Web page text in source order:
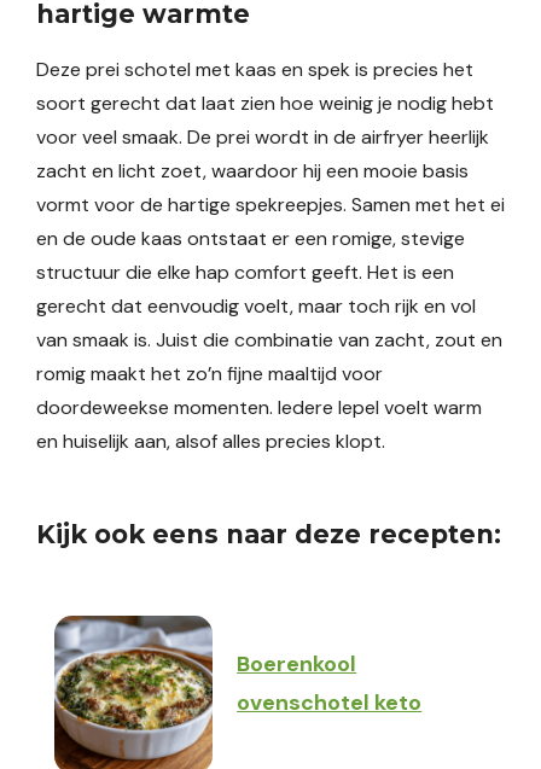
hartige warmte
Deze prei schotel met kaas en spek is precies het
soort gerecht dat laat zien hoe weinig je nodig hebt
voor veel smaak. De prei wordt in de airfryer heerlijk
zacht en licht zoet, waardoor hij een mooie basis
vormt voor de hartige spekreepjes. Samen met het ei
en de oude kaas ontstaat er een romige, stevige
structuur die elke hap comfort geeft. Het is een
gerecht dat eenvoudig voelt, maar toch rijk en vol
van smaak is. Juist die combinatie van zacht, zout en
romig maakt het zo’n fijne maaltijd voor
doordeweekse momenten. Iedere lepel voelt warm
en huiselijk aan, alsof alles precies klopt.
Kijk ook eens naar deze recepten:
Boerenkool
ovenschotel keto